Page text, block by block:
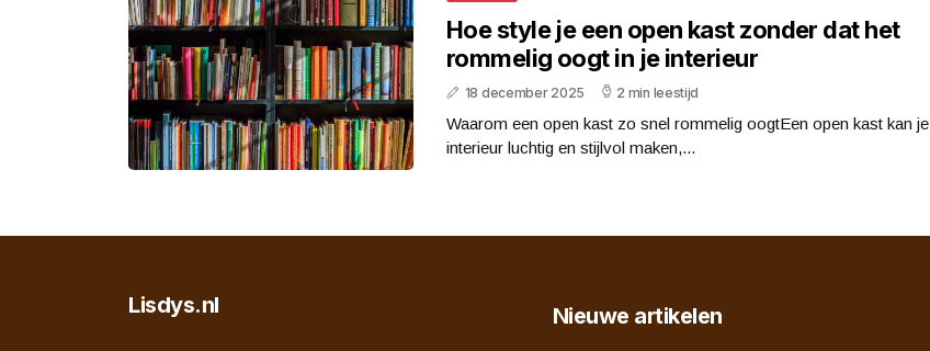
Hoe style je een open kast zonder dat het
rommelig oogt in je interieur
18 december 2025 2 min leestijd
Waarom een open kast zo snel rommelig oogtEen open kast kan je
interieur luchtig en stijlvol maken,...
Lisdys.nl Nieuwe artikelen